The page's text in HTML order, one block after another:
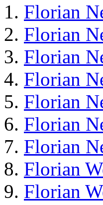
Florian
Florian
Florian
Florian
Florian
Florian
Florian
Florian
Florian